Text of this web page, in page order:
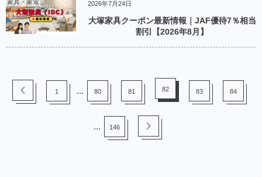
家具・家電 2026年7月24日
大塚家具クーポン最新情報｜JAF優待7％相当
割引【2026年8月】
1 ... 80 81 82 83 84
... 146